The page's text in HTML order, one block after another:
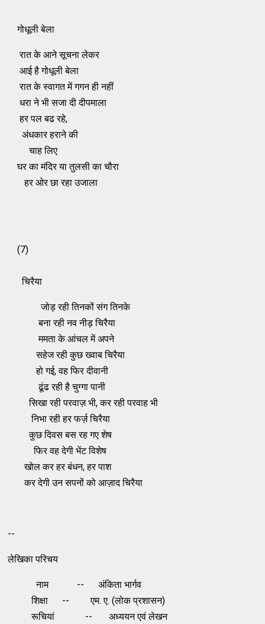
गोधूली बेला
रात के आने सूचना लेकर
आई है गोधूली बेला
रात के स्‍वागत में गगन ही नहीं
धरा ने भी सजा दी दीपमाला
हर पल बढ रहे,
अंधकार हराने की
चाह लिए
घर का मंदिर या तुलसी का चौरा
हर ओर छा रहा उजाला
(7)
चिरैया
जोड़ रही तिनकों संग तिनके
बना रही नव नीड़ चिरैया
ममता के आंचल में अपने
सहेज रही कुछ ख्‍वाब चिरैया
हो गई, वह फिर दीवानी
ढूंढ रही है चुग्‍गा पानी
सिखा रही परवाज़ भी, कर रही परवाह भी
निभा रही हर फर्ज़ चिरैया
कुछ दिवस बस रह गए शेष
फिर वह देगी भेंट विशेष
खोल कर हर बंधन, हर पाश
कर देगी उन सपनों को आज़ाद चिरैया
--
लेखिका परिचय
नाम -- अंकिता भार्गव
शिक्षा -- एम. ए. (लोक प्रशासन)
रूचियां -- अध्‍ययन एवं लेखन